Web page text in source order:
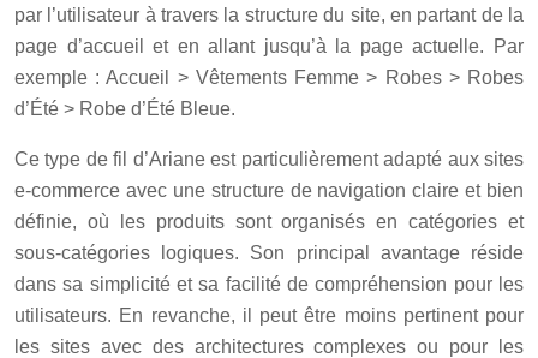
par l’utilisateur à travers la structure du site, en partant de la
page d’accueil et en allant jusqu’à la page actuelle. Par
exemple : Accueil > Vêtements Femme > Robes > Robes
d’Été > Robe d’Été Bleue.
Ce type de fil d’Ariane est particulièrement adapté aux sites
e-commerce avec une structure de navigation claire et bien
définie, où les produits sont organisés en catégories et
sous-catégories logiques. Son principal avantage réside
dans sa simplicité et sa facilité de compréhension pour les
utilisateurs. En revanche, il peut être moins pertinent pour
les sites avec des architectures complexes ou pour les